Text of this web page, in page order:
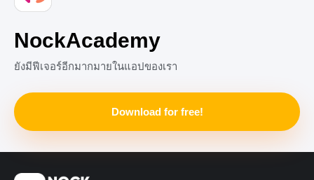
NockAcademy
ยังมีฟีเจอร์อีกมากมายในแอปของเรา
Download for free!